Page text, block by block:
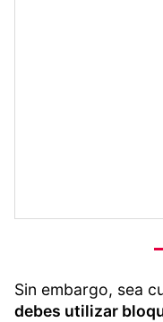
Sin embargo, sea
debes utilizar